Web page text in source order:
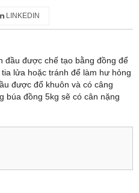
LINKEDIN
đầu được chế tạo bằng đồng để
lửa hoặc tránh để làm hư hỏng
được đổ khuôn và có câng
búa đồng 5kg sẽ có cân nặng